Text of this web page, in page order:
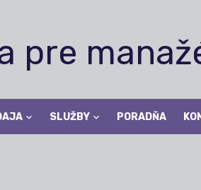
pre
SLUŽBY PORADŇA